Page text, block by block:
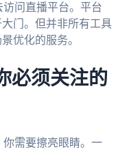
问直播平台。平台
门。但并非所有工具
优化的服务。
必须关注的
需要擦亮眼睛。一